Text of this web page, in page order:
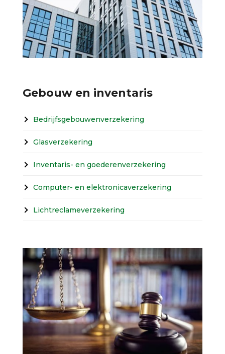
Gebouw en inventaris
Bedrijfsgebouwenverzekering
Glasverzekering
Inventaris- en goederenverzekering
Computer- en elektronicaverzekering
Lichtreclameverzekering